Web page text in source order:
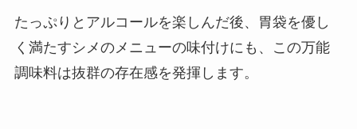
たっぷりとアルコールを楽しんだ後、胃袋を優し
く満たすシメのメニューの味付けにも、この万能
調味料は抜群の存在感を発揮します。